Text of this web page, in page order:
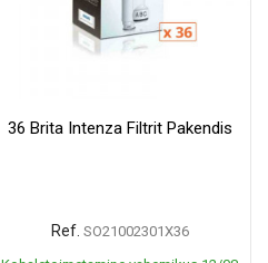
36 Brita Intenza Filtrit Pakendis
Ref. SO21002301X36